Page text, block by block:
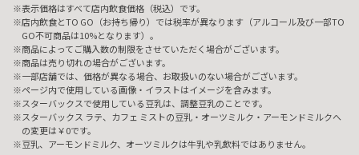
表示価格はすべて店内飲食価格（税込）です。
店内飲食とTO GO（お持ち帰り）では税率が異なります（アルコール及び一部TO
GO不可商品は10%となります）。
商品によってご購入数の制限をさせていただく場合がございます。
商品は売り切れの場合がございます。
一部店舗では、価格が異なる場合、お取扱いのない場合がございます。
ページ内で使用している画像・イラストはイメージを含みます。
スターバックスで使用している豆乳は、調整豆乳のことです。
スターバックス ラテ、カフェ ミストの豆乳・オーツミルク・アーモンドミルクへ
の変更は￥0です。
豆乳、アーモンドミルク、オーツミルクは牛乳や乳飲料ではありません。